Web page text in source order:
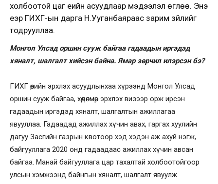
холбоотой цаг үеийн асуудлаар мэдээлэл өглөө. Энэ
үеэр ГИХГ-ын дарга Н.Ууганбаяраас зарим зүйлийг
тодрууллаа.
Монгол Улсад оршин сууж байгаа гадаадын иргэдэд
хяналт, шалгалт хийсэн байна. Ямар зөрчил илэрсэн бэ?
ГИХГ өөрийн эрхлэх асуудлынхаа хүрээнд Монгол Улсад
оршин сууж байгаа, хөдөлмөр эрхлэх визээр орж ирсэн
гадаадын иргэдэд хяналт, шалгалтын ажиллагаа
явууллаа. Гадаадад ажиллах хүчин авах, гаргах хуулийн
дагуу Засгийн газрын квотоор хэд хэдэн аж ахуй нэгж,
байгууллага 2020 онд гадаадаас ажиллах хүчин авсан
байгаа. Манай байгууллага цар тахалтай холбоотойгоор
улсын хэмжээнд байнгын хяналт, шалгалт явуулж